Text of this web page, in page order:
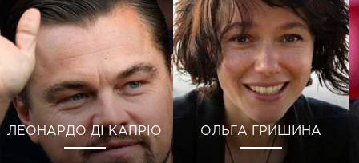
ЛЕОНАРДО ДІ КАПРІО ОЛЬГА ГРИШИНА